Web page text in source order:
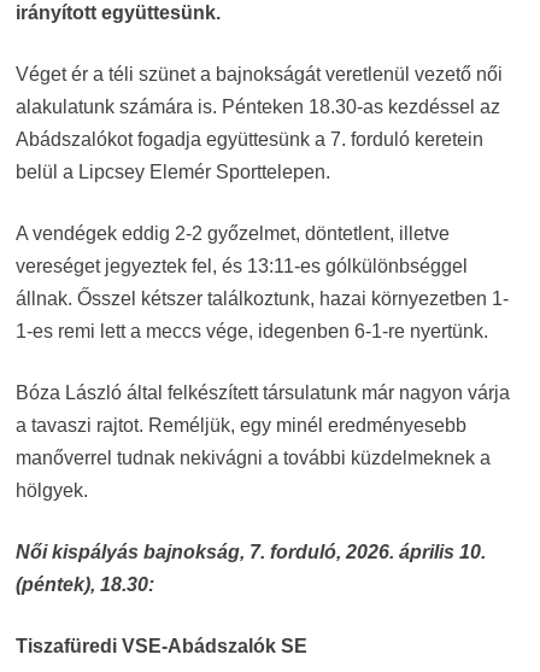
irányított együttesünk.
Véget ér a téli szünet a bajnokságát veretlenül vezető női
alakulatunk számára is. Pénteken 18.30-as kezdéssel az
Abádszalókot fogadja együttesünk a 7. forduló keretein
belül a Lipcsey Elemér Sporttelepen.
A vendégek eddig 2-2 győzelmet, döntetlent, illetve
vereséget jegyeztek fel, és 13:11-es gólkülönbséggel
állnak. Ősszel kétszer találkoztunk, hazai környezetben 1-
1-es remi lett a meccs vége, idegenben 6-1-re nyertünk.
Bóza László által felkészített társulatunk már nagyon várja
a tavaszi rajtot. Reméljük, egy minél eredményesebb
manőverrel tudnak nekivágni a további küzdelmeknek a
hölgyek.
Női kispályás bajnokság, 7. forduló, 2026. április 10.
(péntek), 18.30:
Tiszafüredi VSE-Abádszalók SE